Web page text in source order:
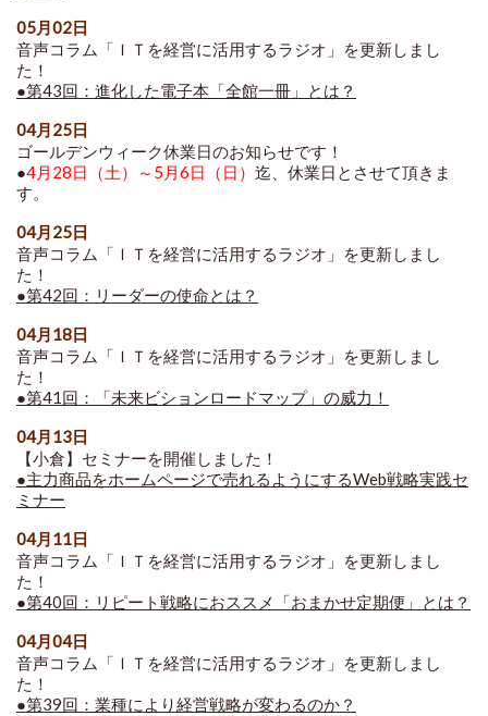
05月02日
音声コラム「ＩＴを経営に活用するラジオ」を更新しまし
た！
●第43回：進化した電子本「全館一冊」とは？
04月25日
ゴールデンウィーク休業日のお知らせです！
●4月28日（土）～5月6日（日） 迄、休業日とさせて頂きま
す。
04月25日
音声コラム「ＩＴを経営に活用するラジオ」を更新しまし
た！
●第42回：リーダーの使命とは？
04月18日
音声コラム「ＩＴを経営に活用するラジオ」を更新しまし
た！
●第41回：「未来ビションロードマップ」の威力！
04月13日
【小倉】セミナーを開催しました！
●主力商品をホームページで売れるようにするWeb戦略実践セ
ミナー
04月11日
音声コラム「ＩＴを経営に活用するラジオ」を更新しまし
た！
●第40回：リピート戦略におススメ「おまかせ定期便」とは？
04月04日
音声コラム「ＩＴを経営に活用するラジオ」を更新しまし
た！
●第39回：業種により経営戦略が変わるのか？